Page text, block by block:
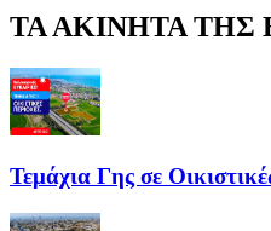
ΤΑ ΑΚΙΝΗΤΑ
Τεμάχια Γης σε